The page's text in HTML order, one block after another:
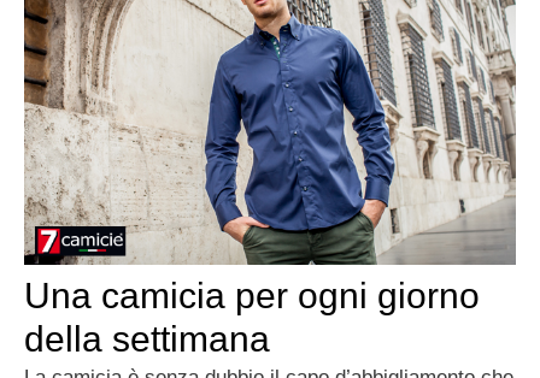
Una camicia per ogni giorno
della settimana